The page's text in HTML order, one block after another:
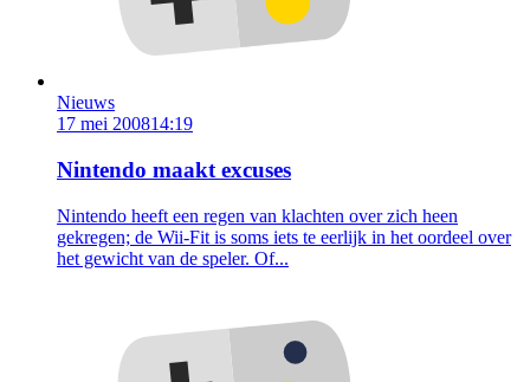
Nieuws
17 mei 200814:19
Nintendo maakt excuses
Nintendo heeft een regen van klachten over zich heen
gekregen; de Wii-Fit is soms iets te eerlijk in het oordeel over
het gewicht van de speler. Of...